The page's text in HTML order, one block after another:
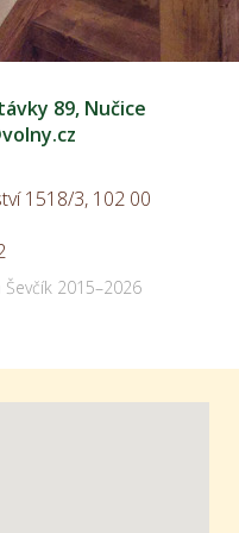
89, Nučice
1518/3, 102 00
2015–2026